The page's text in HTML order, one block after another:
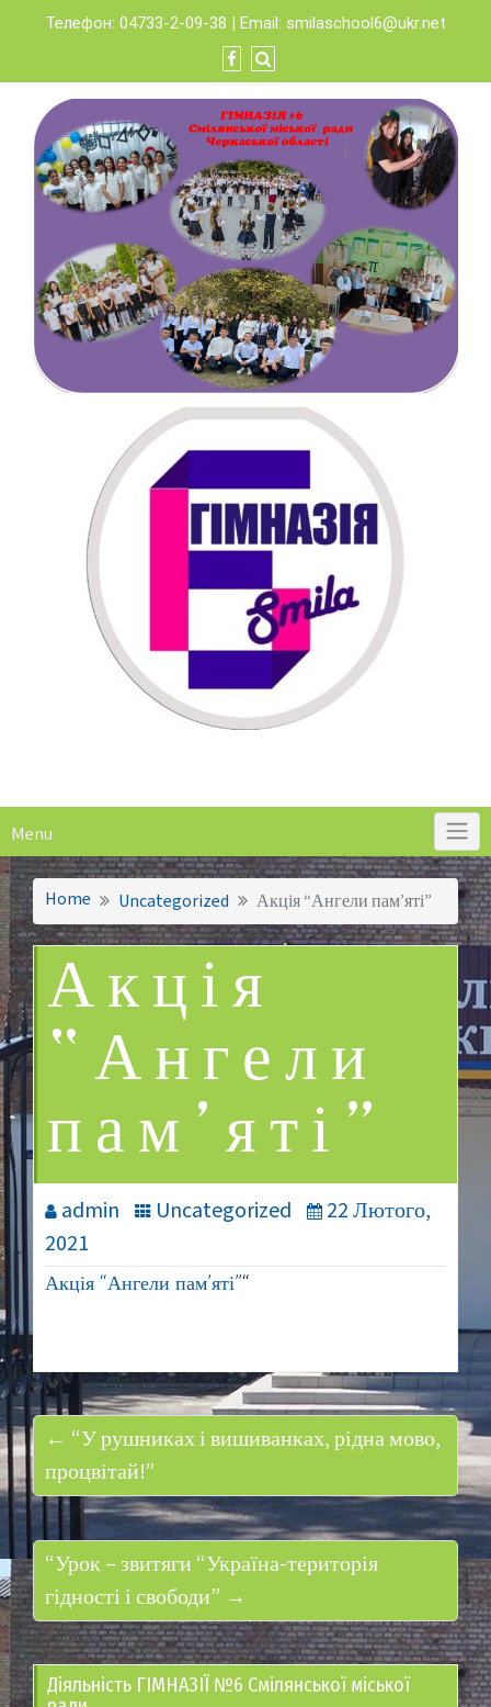
content
Телефон: 04733-2-09-38 | Email: smilaschool6@ukr.net
Menu
Home Uncategorized Акція “Ангели пам’яті”
Акція
“Ангели
пам’яті”
admin Uncategorized
22 Лютого,
2021
Акція “Ангели пам’яті”“
← “У рушниках і вишиванках, рідна мово,
процвітай!”
“Урок – звитяги “Україна-територія
гідності і свободи” →
Діяльність ГІМНАЗІЇ №6 Смілянської міської